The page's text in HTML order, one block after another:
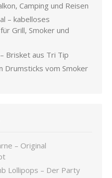
Camping und Reisen
– kabelloses
Grill, Smoker und
Brisket aus Tri Tip
Drumsticks vom Smoker
– Original
Lollipops – Der Party